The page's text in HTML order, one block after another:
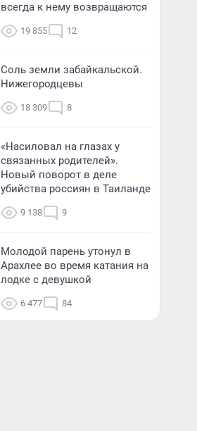
всегда к нему возвращаются
19 855 12
Соль земли забайкальской.
Нижегородцевы
18 309 8
«Насиловал на глазах у
связанных родителей».
Новый поворот в деле
убийства россиян в Таиланде
9 138 9
Молодой парень утонул в
Арахлее во время катания на
лодке с девушкой
6 477 84